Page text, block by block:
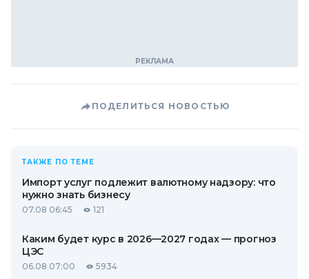
ПОДЕЛИТЬСЯ НОВОСТЬЮ
ТАКЖЕ ПО ТЕМЕ
Импорт услуг подлежит валютному надзору: что
нужно знать бизнесу
07.08 06:45 121
Каким будет курс в 2026—2027 годах — прогноз
ЦЭС
06.08 07:00 5934